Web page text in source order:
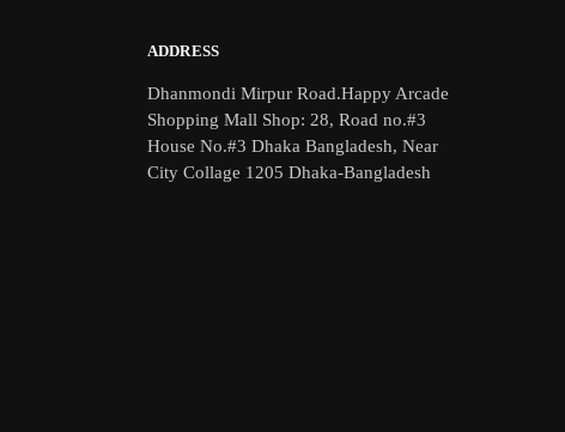
ADDRESS
Dhanmondi Mirpur Road.Happy Arcade
Shopping Mall Shop: 28, Road no.#3
House No.#3 Dhaka Bangladesh, Near
City Collage 1205 Dhaka-Bangladesh